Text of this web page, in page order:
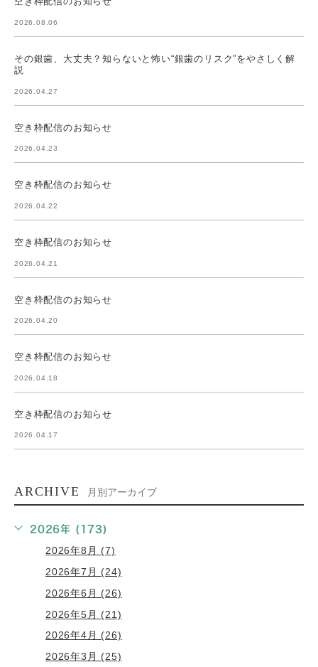
2026.08.06
その銀歯、大丈夫？知らないと怖い“銀歯のリスク”をやさしく解
説
2026.04.27
空き枠配信のお知らせ
2026.04.23
空き枠配信のお知らせ
2026.04.22
空き枠配信のお知らせ
2026.04.21
空き枠配信のお知らせ
2026.04.20
空き枠配信のお知らせ
2026.04.18
空き枠配信のお知らせ
2026.04.17
ARCHIVE 月別アーカイブ
2026年 (173)
2026年8月 (7)
2026年7月 (24)
2026年6月 (26)
2026年5月 (21)
2026年4月 (26)
2026年3月 (25)